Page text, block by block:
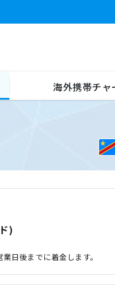
海外携帯チャ
)
日後までに着金します。